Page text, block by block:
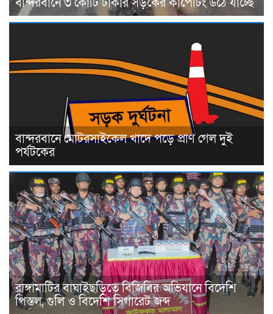
বান্দরবানে মোটরসাইকেল খাদে পড়ে প্রাণ গেল দুই
পর্যটকের
রাঙ্গামাটির বাঘাইছড়িতে বিজিবির অভিযানে বিদেশি
পিস্তল, গুলি ও বিদেশি সিগারেট জব্দ